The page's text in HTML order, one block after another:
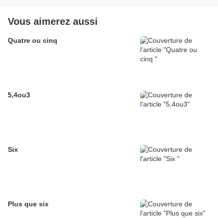
Vous aimerez aussi
Quatre ou cinq
5,4ou3
Six
Plus que six